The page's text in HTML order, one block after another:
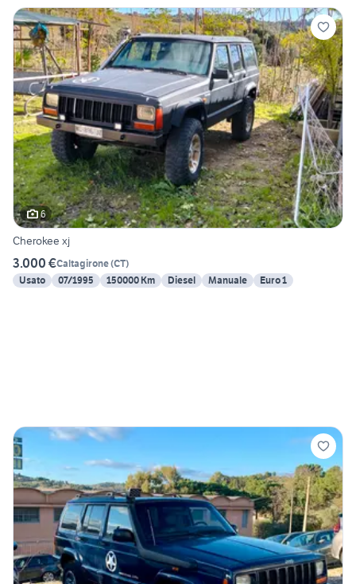
6
Cherokee xj
3.000 €Caltagirone(CT)
Usato
07/1995 150000 Km Diesel Manuale Euro 1